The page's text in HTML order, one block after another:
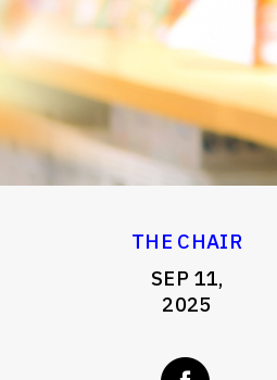
THE CHAIR
SEP 11,
2025